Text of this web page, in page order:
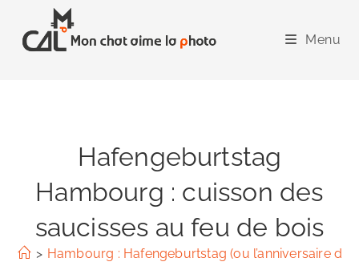
content
Menu
Hafengeburtstag
Hambourg : cuisson des
saucisses au feu de bois
> Hambourg : Hafengeburtstag (ou l’anniversaire du